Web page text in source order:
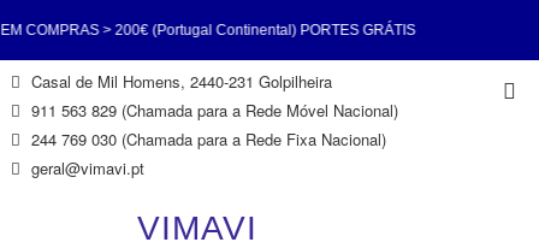
COMPRAS > 200€ (Portugal Continental) PORTES GRÁTIS
(Portugal Continental) PORTES GRÁTIS EM COMPRAS >
PORTES GRÁTIS EM COMPRAS > 200€ (Portugal
Skip
to
content
Casal de Mil Homens, 2440-231 Golpilheira
911 563 829 (Chamada para a Rede Móvel Nacional)
244 769 030 (Chamada para a Rede Fixa Nacional)
geral@vimavi.pt
VIMAVI